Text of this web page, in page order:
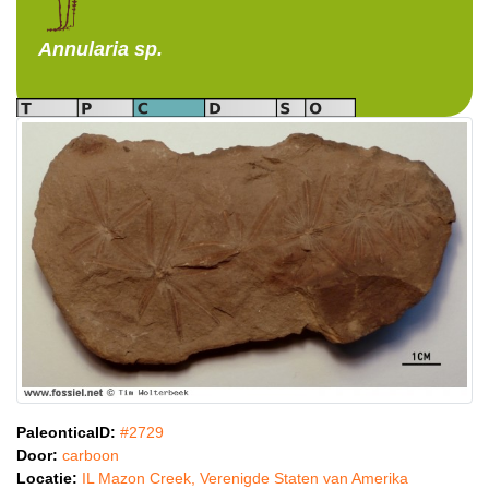
Annularia sp.
PaleonticaID: #2729
Door: carboon
Locatie: IL Mazon Creek, Verenigde Staten van Amerika